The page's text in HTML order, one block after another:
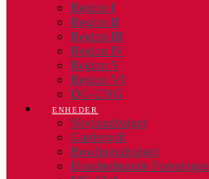
Region I
Region II
Region III
Region IV
Region V
Region VI
DG-UNG
ENHEDER
Skydeudvalget
Gardergolf
Bowlingudvalget
Hundredmands Foreningen